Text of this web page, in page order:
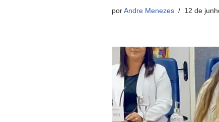
porAndre Menezes 12 de